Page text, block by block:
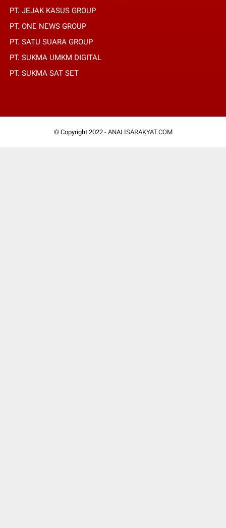
PT. JEJAK KASUS GROUP
PT. ONE NEWS GROUP
PT. SATU SUARA GROUP
PT. SUKMA UMKM DIGITAL
PT. SUKMA SAT SET
© Copyright 2022 - ANALISARAKYAT.COM